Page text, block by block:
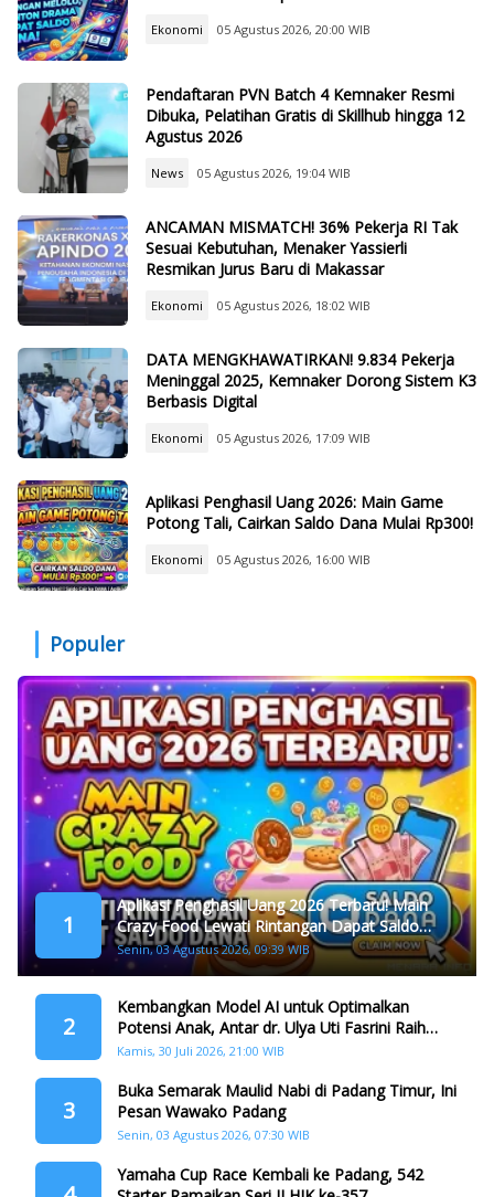
Ekonomi 05 Agustus 2026, 20:00 WIB
Pendaftaran PVN Batch 4 Kemnaker Resmi
Dibuka, Pelatihan Gratis di Skillhub hingga 12
Agustus 2026
News 05 Agustus 2026, 19:04 WIB
ANCAMAN MISMATCH! 36% Pekerja RI Tak
Sesuai Kebutuhan, Menaker Yassierli
Resmikan Jurus Baru di Makassar
Ekonomi 05 Agustus 2026, 18:02 WIB
DATA MENGKHAWATIRKAN! 9.834 Pekerja
Meninggal 2025, Kemnaker Dorong Sistem K3
Berbasis Digital
Ekonomi 05 Agustus 2026, 17:09 WIB
Aplikasi Penghasil Uang 2026: Main Game
Potong Tali, Cairkan Saldo Dana Mulai Rp300!
Ekonomi 05 Agustus 2026, 16:00 WIB
Populer
1
Aplikasi Penghasil Uang 2026 Terbaru! Main
Crazy Food Lewati Rintangan Dapat Saldo
Dana
Senin, 03 Agustus 2026, 09:39 WIB
2
Kembangkan Model AI untuk Optimalkan
Potensi Anak, Antar dr. Ulya Uti Fasrini Raih
Gelar Doktor
Kamis, 30 Juli 2026, 21:00 WIB
3
Buka Semarak Maulid Nabi di Padang Timur, Ini
Pesan Wawako Padang
Senin, 03 Agustus 2026, 07:30 WIB
Yamaha Cup Race Kembali ke Padang, 542